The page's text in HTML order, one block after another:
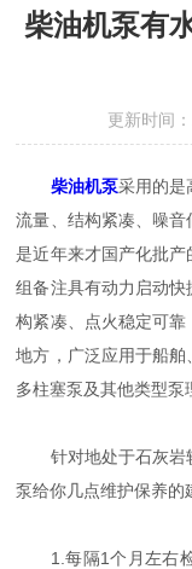
柴油机泵有
更新时间
柴油机泵采用的是
流量、结构紧凑、噪
是近年来才国产化批
组备注具有动力启动
构紧凑、点火稳定可
地方，广泛应用于船
多柱塞泵及其他类型泵
针对地处于石灰岩
泵给你几点维护保养的
1.每隔1个月左右检